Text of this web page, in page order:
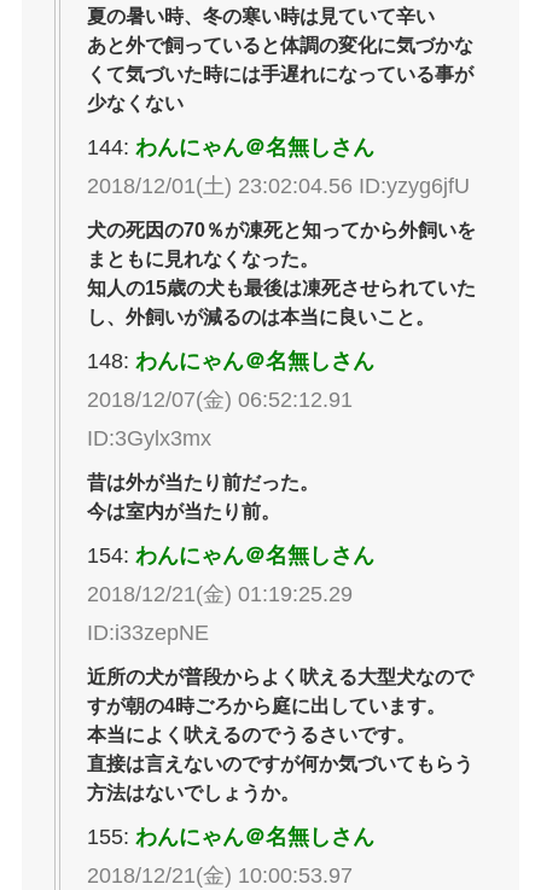
夏の暑い時、冬の寒い時は見ていて辛い
あと外で飼っていると体調の変化に気づかな
くて気づいた時には手遅れになっている事が
少なくない
144: わんにゃん＠名無しさん
2018/12/01(土) 23:02:04.56 ID:yzyg6jfU
犬の死因の70％が凍死と知ってから外飼いを
まともに見れなくなった。
知人の15歳の犬も最後は凍死させられていた
し、外飼いが減るのは本当に良いこと。
148: わんにゃん＠名無しさん
2018/12/07(金) 06:52:12.91
ID:3Gylx3mx
昔は外が当たり前だった。
今は室内が当たり前。
154: わんにゃん＠名無しさん
2018/12/21(金) 01:19:25.29
ID:i33zepNE
近所の犬が普段からよく吠える大型犬なので
すが朝の4時ごろから庭に出しています。
本当によく吠えるのでうるさいです。
直接は言えないのですが何か気づいてもらう
方法はないでしょうか。
155: わんにゃん＠名無しさん
2018/12/21(金) 10:00:53.97